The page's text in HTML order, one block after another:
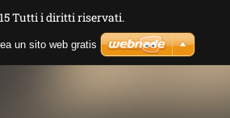
Tutti i diritti riservati.
un sito web gratis